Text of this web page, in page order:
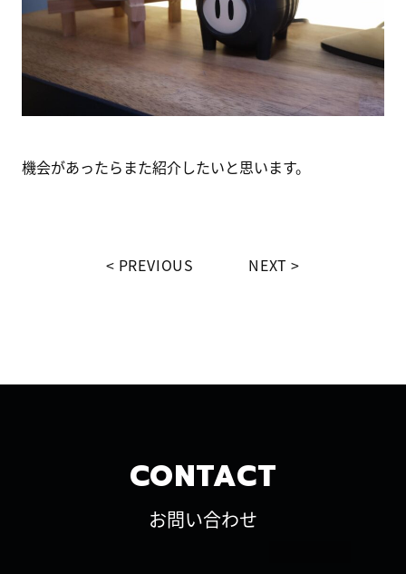
機会があったらまた紹介したいと思います。
PREVIOUS NEXT
CONTACT
お問い合わせ